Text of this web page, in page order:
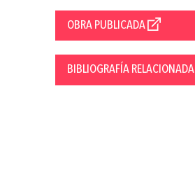
OBRA PUBLICADA
BIBLIOGRAFÍA RELACIONADA